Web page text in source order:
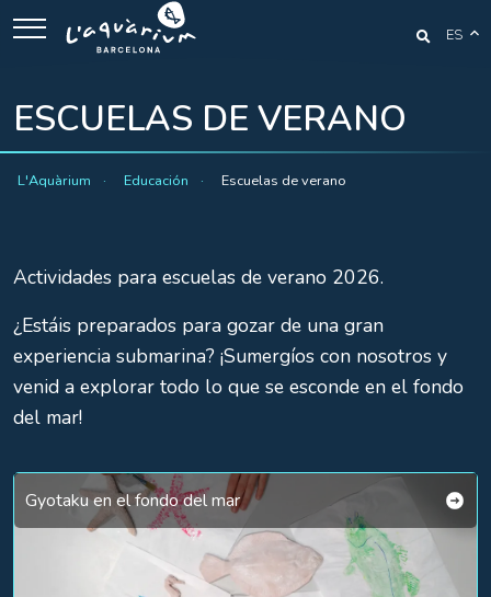
ES
ESCUELAS DE VERANO
L'Aquàrium Educación Escuelas de verano
Actividades para escuelas de verano 2026.
¿Estáis preparados para gozar de una gran
experiencia submarina? ¡Sumergíos con nosotros y
venid a explorar todo lo que se esconde en el fondo
del mar!
Gyotaku en el fondo del mar